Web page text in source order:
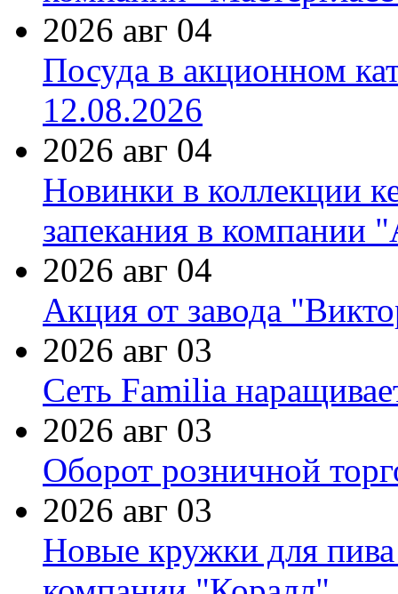
2026 авг 04
Посуда в акционном
12.08.2026
2026 авг 04
Новинки в коллекции
запекания в компании
2026 авг 04
Акция от завода
2026 авг 03
Сеть Familia
2026 авг 03
Оборот розничной
2026 авг 03
Новые кружки для